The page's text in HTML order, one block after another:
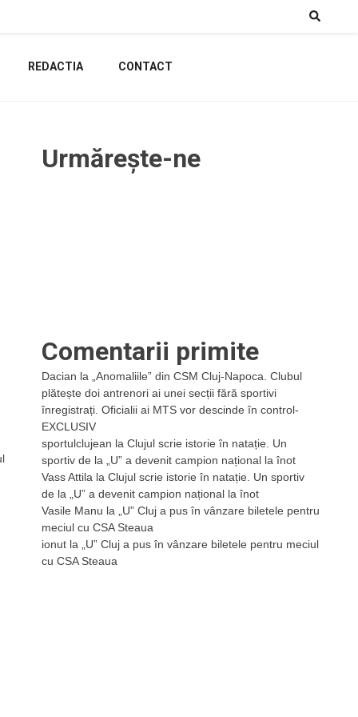
REDACTIA CONTACT
Urmărește-ne
Comentarii primite
Dacian la
„Anomaliile” din CSM Cluj-Napoca. Clubul
plătește doi antrenori ai unei secții fără sportivi
înregistrați. Oficialii ai MTS vor descinde în control-
EXCLUSIV
sportulclujean la Clujul scrie istorie în natație. Un
sportiv de la „U” a devenit campion național la înot
Vass Attila la Clujul scrie istorie în natație. Un sportiv
de la „U” a devenit campion național la înot
Vasile Manu la
„U” Cluj a pus în vânzare biletele pentru
meciul cu CSA Steaua
ionut la
„U” Cluj a pus în vânzare biletele pentru meciul
cu CSA Steaua